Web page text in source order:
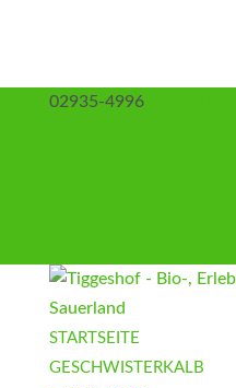
02935-4996
STARTSEITE
GESCHWISTERKALB